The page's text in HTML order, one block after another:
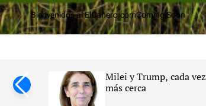
o
m
Bienvenidos al ElCañero.comComing Soon
y su
Milei y Trump, cada vez
más cerca